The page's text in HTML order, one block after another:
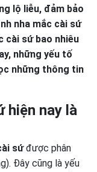
lộ liễu, đảm bảo
nha mắc cài sứ
cài sứ bao nhiêu
những yếu tố
những thông tin
hiện nay là
sứđược phân
Đây cũng là yếu